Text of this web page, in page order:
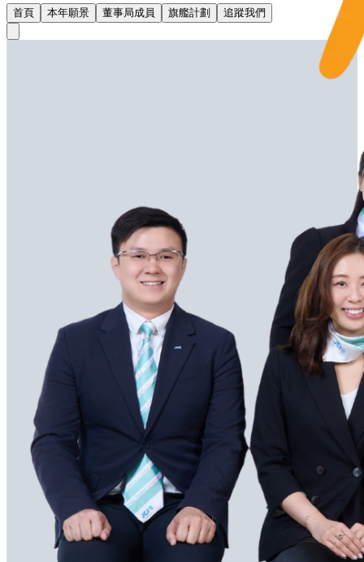
首頁 本年願景 董事局成員 旗艦計劃 追蹤我們